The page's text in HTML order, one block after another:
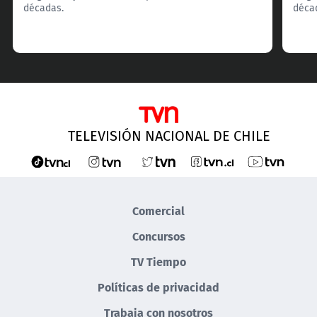
décadas.
TELEVISIÓN NACIONAL DE CHILE
Comercial
Concursos
TV Tiempo
Políticas de privacidad
Trabaja con nosotros